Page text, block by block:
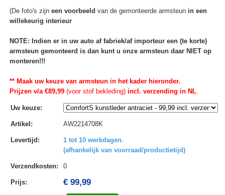
(De foto's zijn een voorbeeld van de gemonteerde armsteun in een
willekeurig interieur
NOTE: Indien er in uw auto af fabriek/af importeur een (te korte)
armsteun gemonteerd is dan kunt u onze armsteun daar NIET op
monteren!!!
** Maak uw keuze van armsteun in het kader hieronder.
Prijzen v/a €89,99(voor stof bekleding)incl. verzending in NL.
Uw keuze:
Artikel : AW2214708K
Levertijd :
1 tot 10 werkdagen.
(afhankelijk van voorraad/productietijd)
Verzendkosten: 0
Prijs: € 99,99